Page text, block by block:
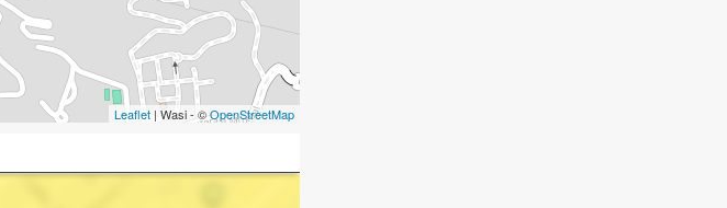
Leaflet | Wasi - ©OpenStreetMap